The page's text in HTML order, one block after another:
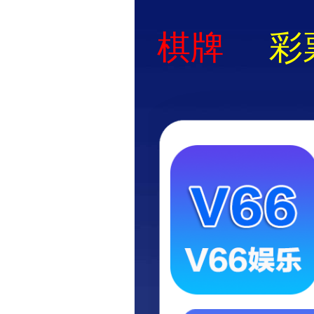
400-0021-888